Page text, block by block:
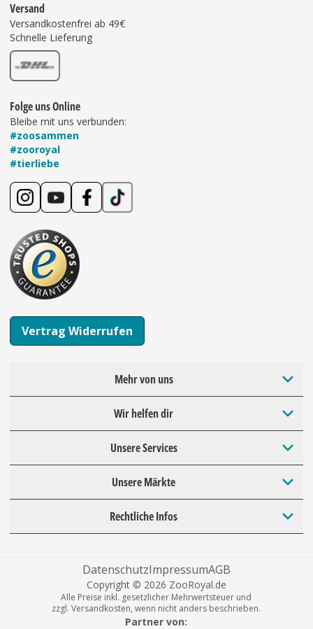
Versand
Versandkostenfrei ab 49€
Schnelle Lieferung
Folge uns Online
Bleibe mit uns verbunden:
#zoosammen
#zooroyal
#tierliebe
Vertrag Widerrufen
Mehr von uns
Wir helfen dir
Unsere Services
Unsere Märkte
Rechtliche Infos
DatenschutzImpressumAGB
Copyright © 2026 ZooRoyal.de
Alle Preise inkl. gesetzlicher Mehrwertsteuer und
zzgl. Versandkosten, wenn nicht anders beschrieben.
Partner von: